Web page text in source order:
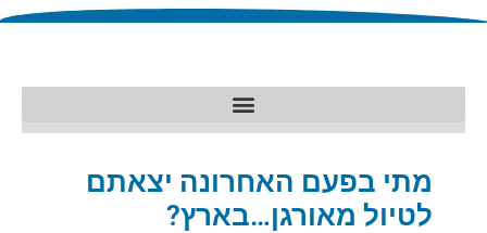
מתי בפעם האחרונה יצאתם
לטיול מאורגן…בארץ?